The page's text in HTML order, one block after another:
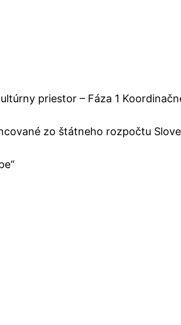
priestor – Fáza 1
zo štátneho rozpočtu